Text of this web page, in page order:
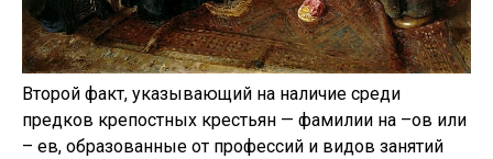
Второй факт, указывающий на наличие среди
предков крепостных крестьян — фамилии на –ов или
– ев, образованные от профессий и видов занятий